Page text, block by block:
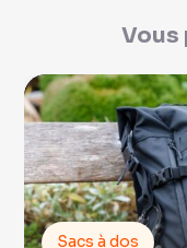
Vous
Sacs à dos